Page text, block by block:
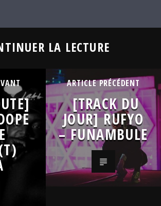
LA LECTURE
ARTICLE PRÉCÉDENT
[TRACK DU
JOUR] RUFYO
– FUNAMBULE